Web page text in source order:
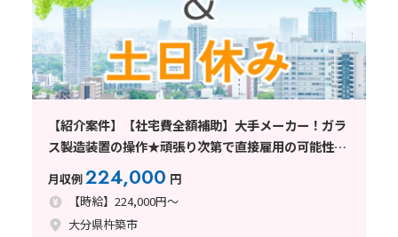
【紹介案件】【社宅費全額補助】大手メーカー！ガラ
ス製造装置の操作★頑張り次第で直接雇用の可能性も
月収例224,000 円
【時給】224,000円～
大分県杵築市